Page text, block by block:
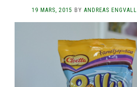
19 MARS, 2015 BY ANDREAS ENGVALL